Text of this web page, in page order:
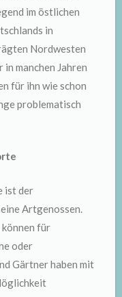
im östlichen
in
Nordwesten
manchen Jahren
für ihn wie schon
problematisch
ist der
Artgenossen.
für
oder
Gärtner haben mit